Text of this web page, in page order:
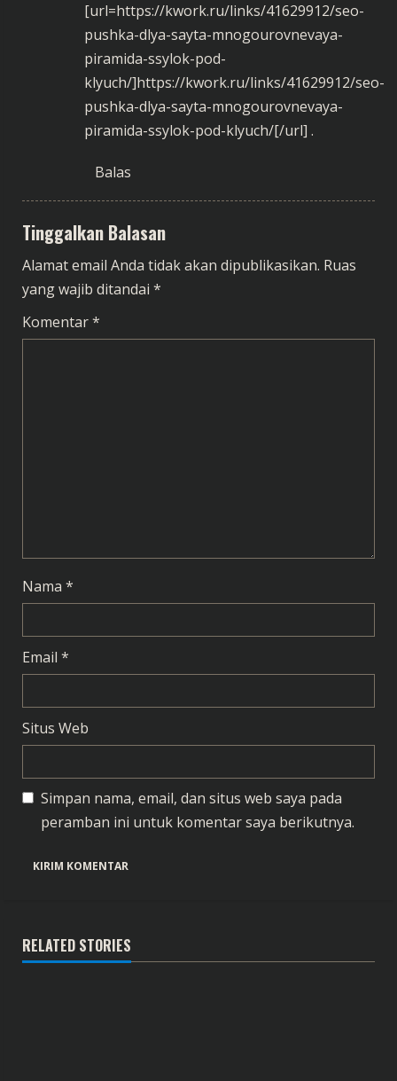
[url=https://kwork.ru/links/41629912/seo-
pushka-dlya-sayta-mnogourovnevaya-
piramida-ssylok-pod-
klyuch/]https://kwork.ru/links/41629912/seo-
pushka-dlya-sayta-mnogourovnevaya-
piramida-ssylok-pod-klyuch/[/url] .
Balas
Tinggalkan Balasan
Alamat email Anda tidak akan dipublikasikan. Ruas
yang wajib ditandai *
Komentar*
Nama *
Email *
Situs Web
Simpan nama, email, dan situs web saya pada
peramban ini untuk komentar saya berikutnya.
RELATED STORIES